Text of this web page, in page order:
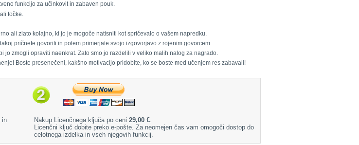
funkcijo za učinkovit in zabaven pouk.
točke.
ali zlato kolajno, ki jo je mogoče natisniti kot spričevalo o vašem napredku.
pričnete govoriti in potem primerjate svojo izgovorjavo z rojenim govorcem.
zmogli opraviti naenkrat. Zato smo jo razdelili v veliko malih nalog za nagrado.
Boste presenečeni, kakšno motivacijo pridobite, ko se boste med učenjem res zabavali!
in
Nakup Licenčnega ključa po ceni 29,00 €
Licenčni ključ dobite preko e-pošte. Za neomejen čas vam omogoči dostop do
celotnega izdelka in vseh njegovih funkcij.